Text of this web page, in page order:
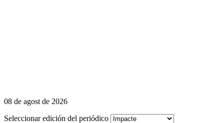
08 de agost de 2026
Seleccionar edición del periódico